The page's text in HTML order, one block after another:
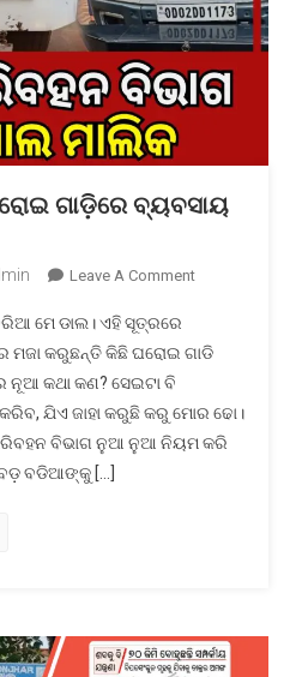
ଗାଡ଼ିରେ ବ୍ୟବସାୟ
Leave A CommentOn
ଅନୁମତି,
ଗାଡ଼ିରେ
ବ୍ୟବସାୟ
ମେ ଡାଲ। ଏହି ସୂତ୍ରରେ
ମଜା କରୁଛନ୍ତି କିଛି ଘରୋଇ ଗାଡି
ନୂଆ କଥା କଣ? ସେଇଟା ବି
କରିବ, ଯିଏ ଜାହା କରୁଛି କରୁ ମୋର ଢୋ।
ବିଭାଗ ନୁଆ ନୁଆ ନିୟମ କରି
ବଡିଆଙ୍କୁ […]